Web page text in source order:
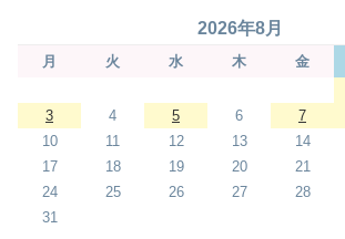
2026年8月
月 火 水 木 金
3
4 5 6 7
10
11 12 13 14
17
18 19 20 21
24
25 26 27 28
31